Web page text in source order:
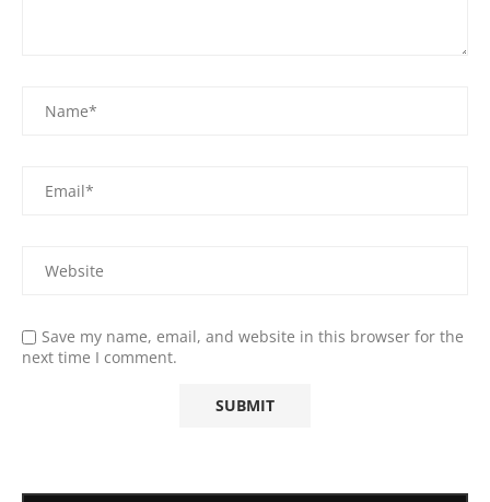
Save my name, email, and website in this browser for the
next time I comment.